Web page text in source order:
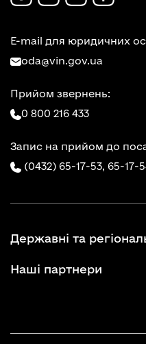
E-mail для юридичних
oda@vin.gov.ua
Прийом звернень:
0 800 216 433
Запис на прийом до
(0432) 65-17-53, 65-17-
Державні та
Наші партнери